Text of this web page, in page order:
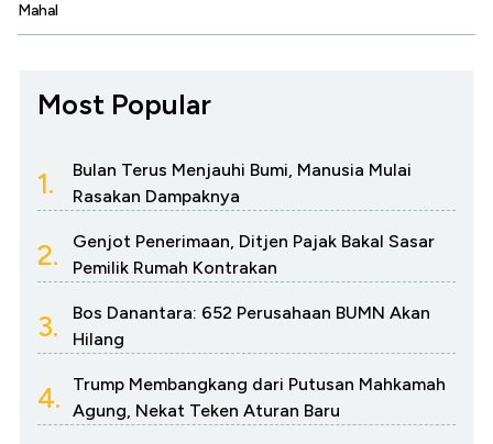
Mahal
Most Popular
1.
Bulan Terus Menjauhi Bumi, Manusia Mulai
Rasakan Dampaknya
2.
Genjot Penerimaan, Ditjen Pajak Bakal Sasar
Pemilik Rumah Kontrakan
3.
Bos Danantara: 652 Perusahaan BUMN Akan
Hilang
4.
Trump Membangkang dari Putusan Mahkamah
Agung, Nekat Teken Aturan Baru